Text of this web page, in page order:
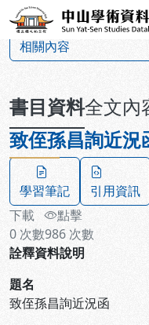
跳到主要內容
中山學術
相關內容
書目資料全文內
致侄孫昌詢近況
學習筆記 引用資訊
下載
0 次數
點擊
986 次數
詮釋資料說明
題名
致侄孫昌詢近況函